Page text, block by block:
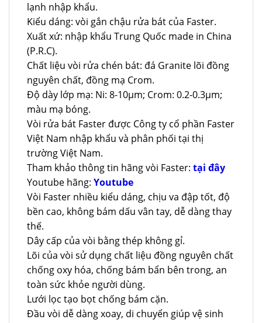
lạnh nhập khẩu.
Kiểu dáng: vòi gắn chậu rửa bát của Faster.
Xuất xứ: nhập khẩu Trung Quốc made in China
(P.R.C).
Chất liệu vòi rửa chén bát: đá Granite lõi đồng
nguyên chất, đồng mạ Crom.
Độ dày lớp mạ: Ni: 8-10µm; Crom: 0.2-0.3µm;
màu mạ bóng.
Vòi rửa bát Faster được Công ty cổ phần Faster
Việt Nam nhập khẩu và phân phối tại thị
trường Việt Nam.
Tham khảo thông tin hãng vòi Faster: tại đây
Youtube hãng: Youtube
Vòi Faster nhiều kiểu dáng, chịu va đập tốt, độ
bền cao, không bám dấu vân tay, dễ dàng thay
thế.
Dây cấp của vòi bằng thép không gỉ.
Lõi của vòi sử dụng chất liệu đồng nguyên chất
chống oxy hóa, chống bám bẩn bên trong, an
toàn sức khỏe người dùng.
Lưới lọc tạo bọt chống bám cặn.
Đầu vòi dễ dàng xoay, di chuyển giúp vệ sinh